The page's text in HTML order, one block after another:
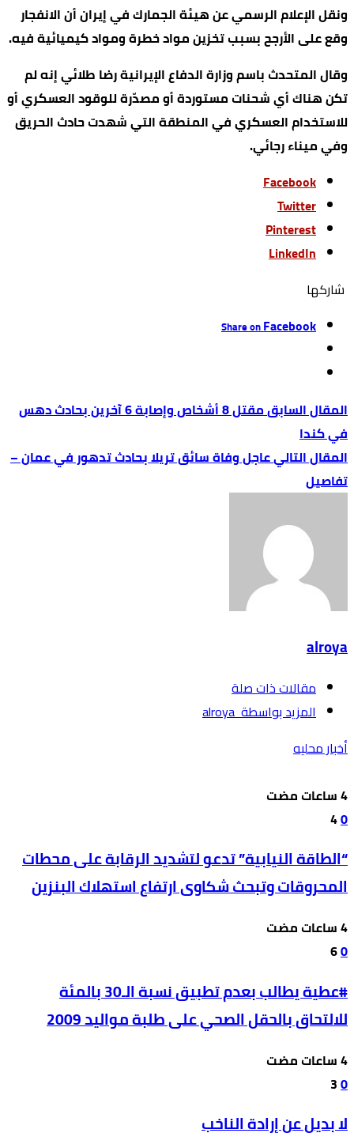
ونقل الإعلام الرسمي عن هيئة الجمارك في إيران أن الانفجار
وقع على الأرجح بسبب تخزين مواد خطرة ومواد كيميائية فيه.
وقال المتحدث باسم وزارة الدفاع الإيرانية رضا طلائي إنه لم
تكن هناك أي شحنات مستوردة أو مصدّرة للوقود العسكري أو
للاستخدام العسكري في المنطقة التي شهدت حادث الحريق
وفي ميناء رجائي.
Facebook
Twitter
Pinterest
LinkedIn
‫‫ شاركها‬
Share onFacebook
مقتل 8 أشخاص وإصابة 6 آخرين بحادث دهس
في كندا
عاجل وفاة سائق تريلا بحادث تدهور في عمان –
تفاصيل
alroya
‫مقالات ذات صلة‬
‫‫المزيد بواسطة‬ ‬ alroya
أخبار محليه
0
4
“الطاقة النيابية” تدعو لتشديد الرقابة على محطات
المحروقات وتبحث شكاوى ارتفاع استهلاك البنزين
0
6
#عطية يطالب بعدم تطبيق نسبة الـ30 بالمئة
للالتحاق بالحقل الصحي على طلبة مواليد 2009
0
3
لا بديل عن إرادة الناخب